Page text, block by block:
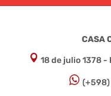
CASA
18 de julio 1378 -